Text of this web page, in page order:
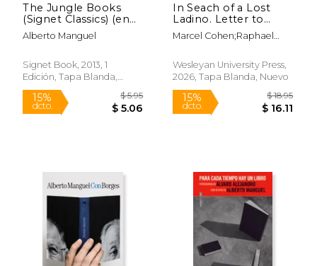
The Jungle Books
(Signet Classics) (en
Inglés)
Alberto Manguel
Signet Book, 2013, 1
Edición, Tapa Blanda,
Nuevo
15%
dcto.
In Seach of a Lost
Ladino. Letter to
Antonio Saura (en
Inglés)
Marcel Cohen;Raphael
Manguel
Wesleyan University Press,
2026, Tapa Blanda, Nuevo
15%
dcto.